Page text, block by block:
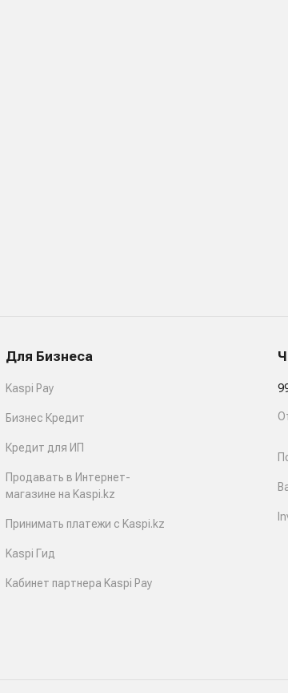
Для Бизнеса
Kaspi Pay
Бизнес Кредит
Кредит для ИП
Продавать в Интернет-
магазине на Kaspi.kz
Принимать платежи с Kaspi.kz
Kaspi Гид
Кабинет партнера Kaspi Pay